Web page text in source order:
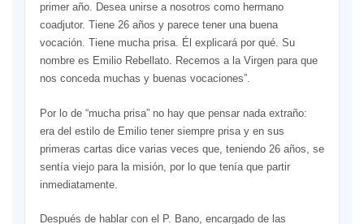
primer año. Desea unirse a nosotros como hermano
coadjutor. Tiene 26 años y parece tener una buena
vocación. Tiene mucha prisa. Él explicará por qué. Su
nombre es Emilio Rebellato. Recemos a la Virgen para que
nos conceda muchas y buenas vocaciones”.
Por lo de “mucha prisa” no hay que pensar nada extraño:
era del estilo de Emilio tener siempre prisa y en sus
primeras cartas dice varias veces que, teniendo 26 años, se
sentía viejo para la misión, por lo que tenía que partir
inmediatamente.
Después de hablar con el P. Bano, encargado de las